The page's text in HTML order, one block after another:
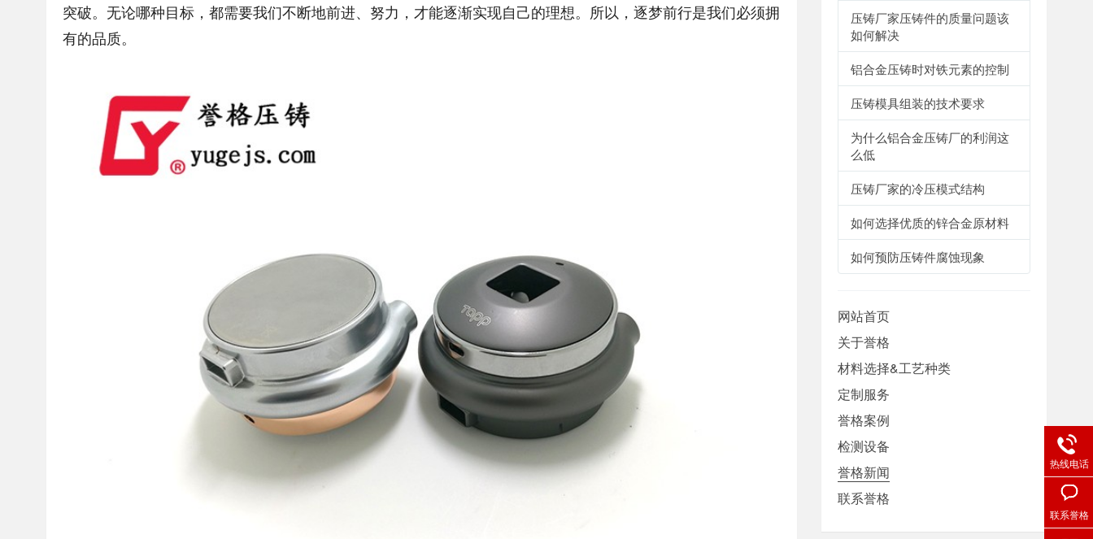
突破。无论哪种目标，都需要我们不断地前进、努力，才能逐渐实现自己的理想。所以，逐梦前行是我们必须拥
有的品质。
压铸厂家压铸件的质量问题该
如何解决
铝合金压铸时对铁元素的控制
压铸模具组装的技术要求
为什么铝合金压铸厂的利润这
么低
压铸厂家的冷压模式结构
如何选择优质的锌合金原材料
如何预防压铸件腐蚀现象
网站首页
关于誉格
材料选择&工艺种类
定制服务
誉格案例
检测设备
誉格新闻
联系誉格
热线电话
联系誉格